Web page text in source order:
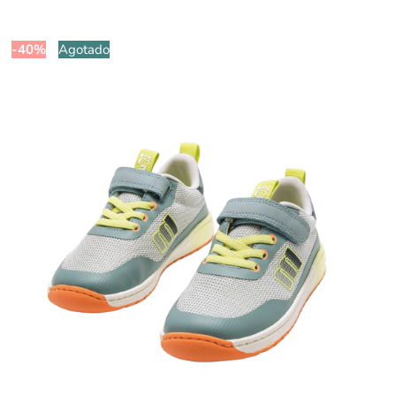
-40% Agotado